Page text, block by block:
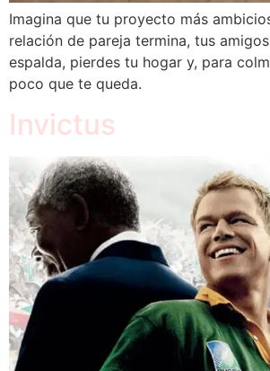
Imagina que tu proyecto más
relación de pareja termina, tus
espalda, pierdes tu hogar y, para
poco que te queda.
Invictus